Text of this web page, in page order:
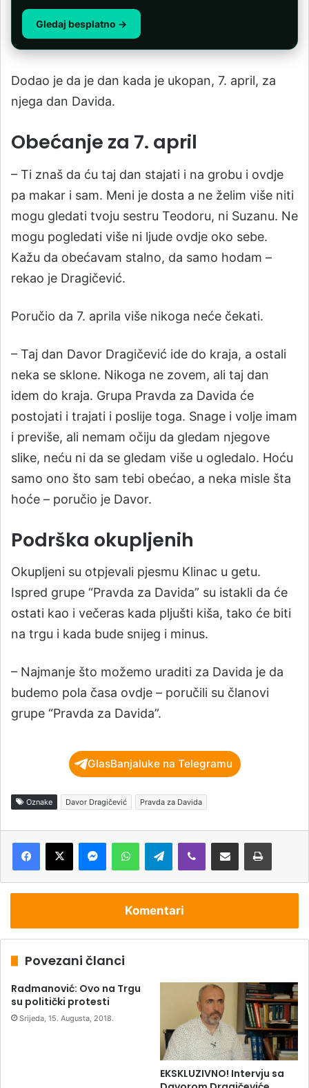
Gledaj besplatno →
Dodao je da je dan kada je ukopan, 7. april, za
njega dan Davida.
Obećanje za 7. april
– Ti znaš da ću taj dan stajati i na grobu i ovdje
pa makar i sam. Meni je dosta a ne želim više niti
mogu gledati tvoju sestru Teodoru, ni Suzanu. Ne
mogu pogledati više ni ljude ovdje oko sebe.
Kažu da obećavam stalno, da samo hodam –
rekao je Dragičević.
Poručio da 7. aprila više nikoga neće čekati.
– Taj dan Davor Dragičević ide do kraja, a ostali
neka se sklone. Nikoga ne zovem, ali taj dan
idem do kraja. Grupa Pravda za Davida će
postojati i trajati i poslije toga. Snage i volje imam
i previše, ali nemam očiju da gledam njegove
slike, neću ni da se gledam više u ogledalo. Hoću
samo ono što sam tebi obećao, a neka misle šta
hoće – poručio je Davor.
Podrška okupljenih
Okupljeni su otpjevali pjesmu Klinac u getu.
Ispred grupe “Pravda za Davida” su istakli da će
ostati kao i večeras kada pljušti kiša, tako će biti
na trgu i kada bude snijeg i minus.
– Najmanje što možemo uraditi za Davida je da
budemo pola časa ovdje – poručili su članovi
grupe “Pravda za Davida”.
GlasBanjaluke na Telegramu
Oznake Davor Dragičević Pravda za Davida
Telegram
Komentari
Povezani članci
Radmanović: Ovo na Trgu
su politički protesti
Srijeda, 15. Augusta, 2018.
EKSKLUZIVNO! Intervju sa